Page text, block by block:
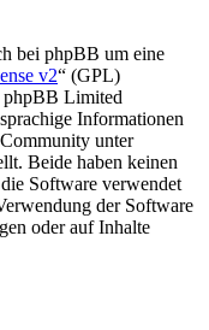
bei phpBB um eine
v2“ (GPL)
phpBB Limited
Informationen
unter
Beide haben keinen
Software verwendet
der Software
oder auf Inhalte